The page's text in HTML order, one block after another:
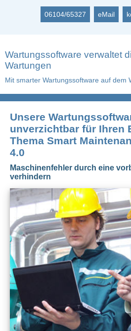
06104/65327 eMail
Wartungssoftware verwaltet
Wartungen
Mit smarter Wartungssoftware auf dem
Unsere
unverzichtbar für Ihren
Thema Smart
4.0
Maschinenfehler durch eine
verhindern